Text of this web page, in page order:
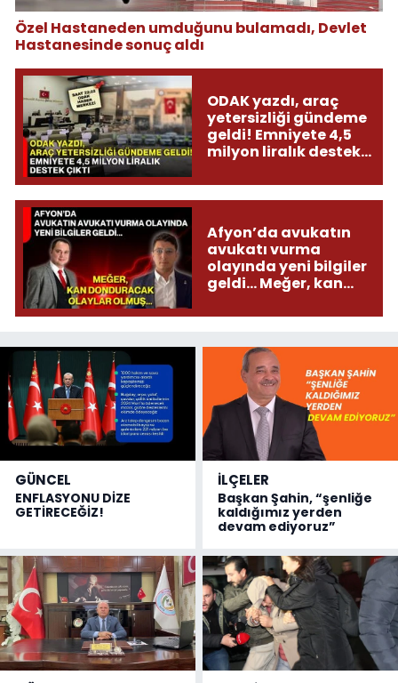
Özel Hastaneden umduğunu bulamadı, Devlet
Hastanesinde sonuç aldı
ODAK yazdı, araç
yetersizliği gündeme
geldi! Emniyete 4,5
milyon liralık destek
Afyon’da avukatın
avukatı vurma
olayında yeni bilgiler
geldi... Meğer, kan
olmuş...
GÜNCEL
ENFLASYONU DİZE
GETİRECEĞİZ!
İLÇELER
Başkan Şahin, “şenliğe
kaldığımız yerden
devam ediyoruz”